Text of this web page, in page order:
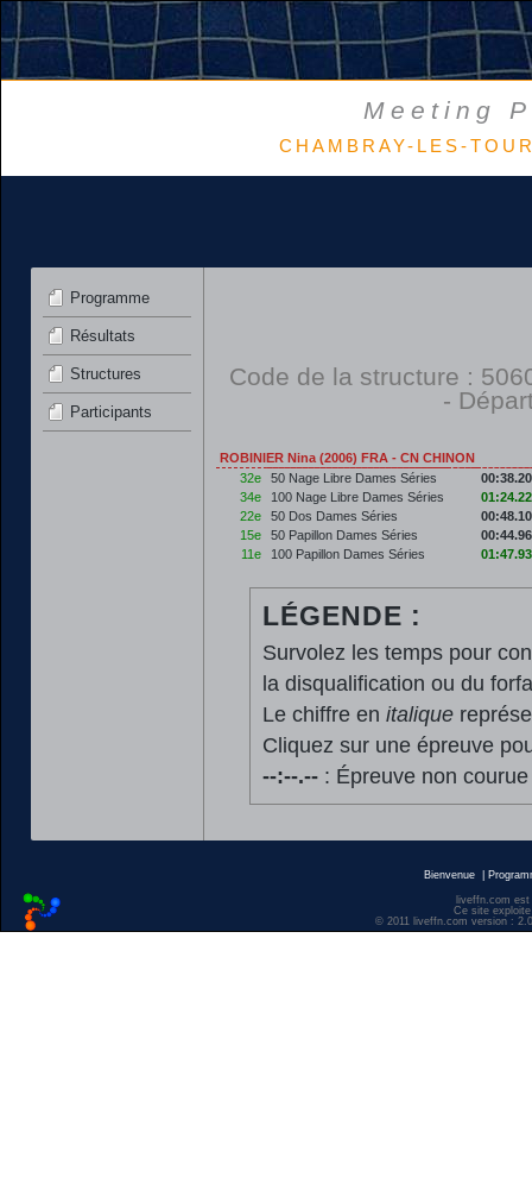
Meeting
CHAMBRAY-LES-
Programme
Résultats
Structures
Participants
Code de la structure :
-
ROBINIER Nina (2006) FRA - CN CHINON
32e
50 Nage Libre Dames Séries
00:38.20
34e
100 Nage Libre Dames Séries
01:24.22
22e
50 Dos Dames Séries
00:48.10
15e
50 Papillon Dames Séries
00:44.96
11e
100 Papillon Dames Séries 01:47.93
LÉGENDE :
Survolez les temps pour
la disqualification ou du
Le chiffre en italique
Cliquez sur une épreuve
--:--.--: Épreuve non
Bienvenue
liveffn.com
Ce site
© 2011 liveffn.com version :